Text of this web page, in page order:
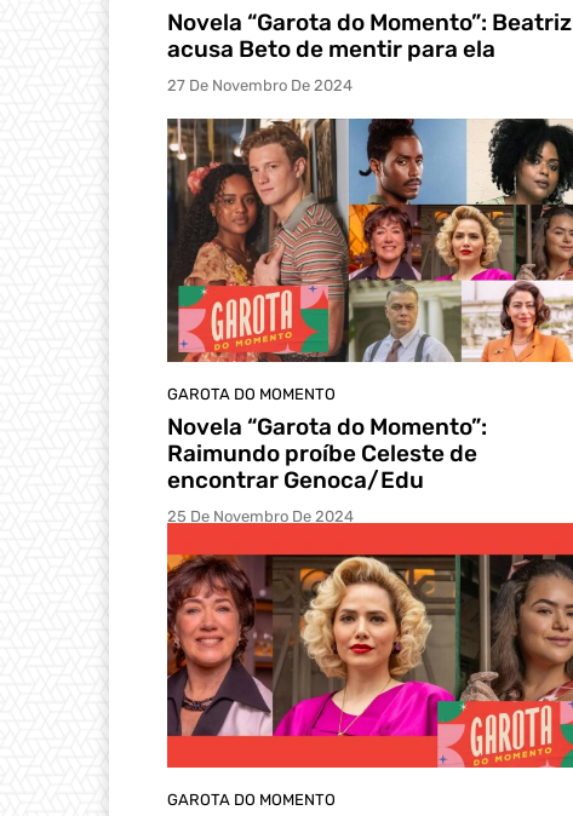
Novela “Garota do Momento”: Beatriz
acusa Beto de mentir para ela
27 De Novembro De 2024
GAROTA DO MOMENTO
Novela “Garota do Momento”:
Raimundo proíbe Celeste de
encontrar Genoca/Edu
25 De Novembro De 2024
GAROTA DO MOMENTO